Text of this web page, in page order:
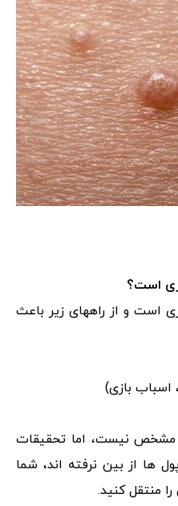
است؟
است و از راههای زیر باعث
اسباب بازی)
مشخص نیست، اما تحقیقات
ها از بین نرفته اند، شما
منتقل کنید.